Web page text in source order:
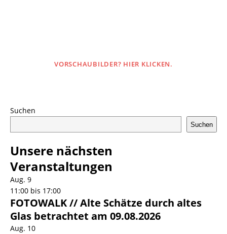
VORSCHAUBILDER? HIER KLICKEN.
Suchen
Suchen
Unsere nächsten
Veranstaltungen
Aug. 9
11:00 bis 17:00
FOTOWALK // Alte Schätze durch altes
Glas betrachtet am 09.08.2026
Aug. 10